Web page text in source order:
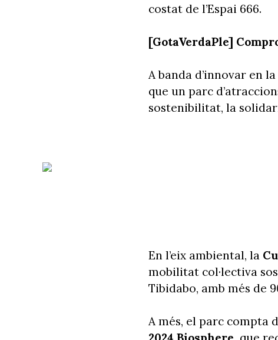
costat de l’Espai 666.
[GotaVerdaPle]
A banda d’innovar en
que un parc
sostenibilitat, la
En l’eix ambiental, la
mobilitat col·lectiva
Tibidabo, amb més de
A més, el parc compta